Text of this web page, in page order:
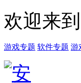
欢迎来
游戏专题 软件专题 游